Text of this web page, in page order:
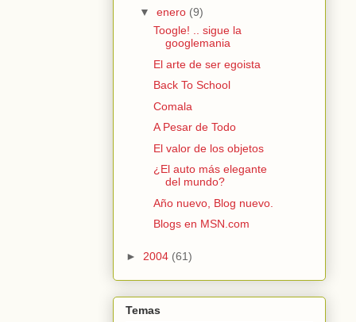
▼ enero (9)
Toogle! .. sigue la
googlemania
El arte de ser egoista
Back To School
Comala
A Pesar de Todo
El valor de los objetos
¿El auto más elegante
del mundo?
Año nuevo, Blog nuevo.
Blogs en MSN.com
► 2004 (61)
Temas